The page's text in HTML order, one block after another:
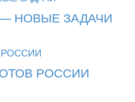
НОВЫЕ ЗАДАЧИ
РОССИИ